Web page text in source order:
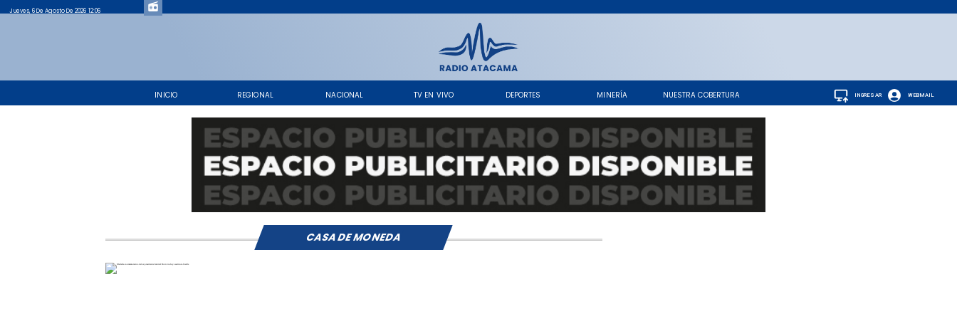
INICIO REGIONAL NACIONAL TV EN VIVO DEPORTES MINERÍA NUESTRA COBERTURA
Jueves, 6 De Agosto De 2026 12:06
WEBMAIL
INGRESAR
CASA DE MONEDA